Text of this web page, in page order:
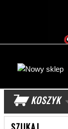
KOSZYK